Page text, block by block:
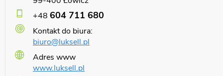
+48 604 711 680
Kontakt do biura:
biuro@luksell.pl
Adres www
www.luksell.pl